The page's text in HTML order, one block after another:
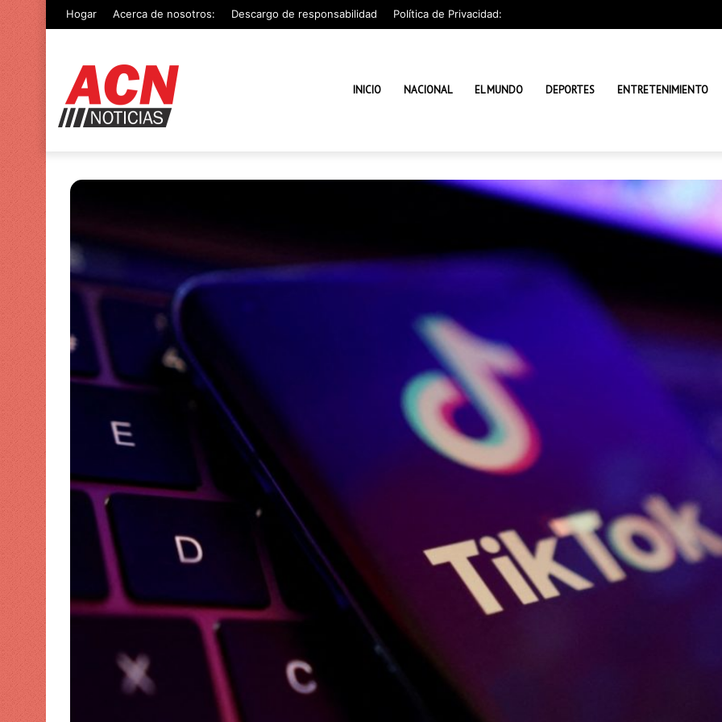
Hogar Acerca de nosotros: Descargo de responsabilidad Política de Privacidad:
INICIO NACIONAL EL MUNDO DEPORTES ENTRETENIMIENTO